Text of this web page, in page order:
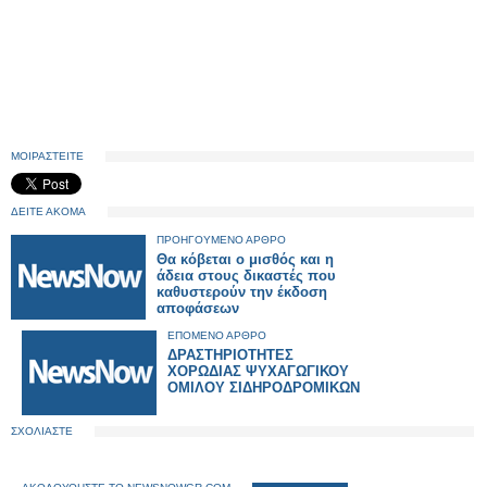
ΜΟΙΡΑΣΤΕΙΤΕ
ΔΕΙΤΕ ΑΚΟΜΑ
ΠΡΟΗΓΟΥΜΕΝΟ ΑΡΘΡΟ
Θα κόβεται ο μισθός και η
άδεια στους δικαστές που
καθυστερούν την έκδοση
αποφάσεων
ΕΠΟΜΕΝΟ ΑΡΘΡΟ
ΔΡΑΣΤΗΡΙΟΤΗΤΕΣ
ΧΟΡΩΔΙΑΣ ΨΥΧΑΓΩΓΙΚΟΥ
ΟΜΙΛΟΥ ΣΙΔΗΡΟΔΡΟΜΙΚΩΝ
ΣΧΟΛΙΑΣΤΕ